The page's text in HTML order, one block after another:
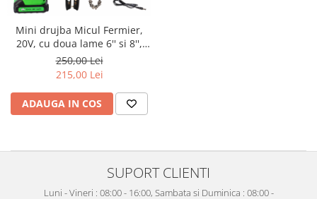
Mini drujba Micul Fermier,
20V, cu doua lame 6'' si 8'',
doua lanturi
250,00 Lei
215,00 Lei
ADAUGA IN COS
SUPORT CLIENTI
Luni - Vineri : 08:00 - 16:00, Sambata si Duminica : 08:00 -